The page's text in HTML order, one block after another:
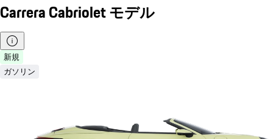
Carrera Cabriolet モデル
新規
ガソリン